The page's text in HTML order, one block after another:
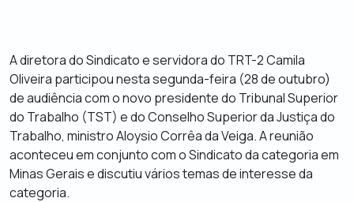
A diretora do Sindicato e servidora do TRT-2 Camila
Oliveira participou nesta segunda-feira (28 de outubro)
de audiência com o novo presidente do Tribunal Superior
do Trabalho (TST) e do Conselho Superior da Justiça do
Trabalho, ministro Aloysio Corrêa da Veiga. A reunião
aconteceu em conjunto com o Sindicato da categoria em
Minas Gerais e discutiu vários temas de interesse da
categoria.